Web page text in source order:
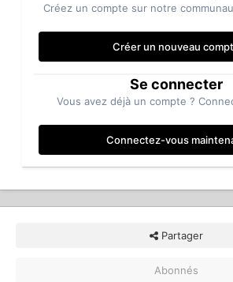
Créez un compte sur notre
Créer un nouveau
Se connecter
Vous avez déjà un compte ?
Connectez-vous
Partager
Abonnés